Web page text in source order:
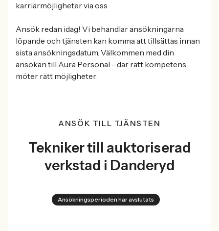
karriärmöjligheter via oss
Ansök redan idag! Vi behandlar ansökningarna
löpande och tjänsten kan komma att tillsättas innan
sista ansökningsdatum. Välkommen med din
ansökan till Aura Personal - där rätt kompetens
möter rätt möjligheter.
ANSÖK TILL TJÄNSTEN
Tekniker till auktoriserad
verkstad i Danderyd
Ansökningsperioden har avslutats